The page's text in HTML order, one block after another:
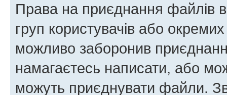
Права на приєднання файлів
груп користувачів або
можливо заборонив
намагаєтесь написати, або
можуть приєднувати файли.